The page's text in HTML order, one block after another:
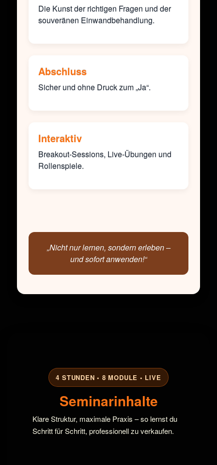
Die Kunst der richtigen Fragen und der
souveränen Einwandbehandlung.
Abschluss
Sicher und ohne Druck zum „Ja“.
Interaktiv
Breakout-Sessions, Live-Übungen und
Rollenspiele.
„Nicht nur lernen, sondern erleben –
und sofort anwenden!“
4 STUNDEN • 8 MODULE • LIVE
Seminarinhalte
Klare Struktur, maximale Praxis – so lernst du
Schritt für Schritt, professionell zu verkaufen.